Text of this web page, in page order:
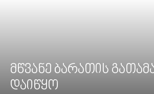
მწვანე ბარათის
დაიწყო